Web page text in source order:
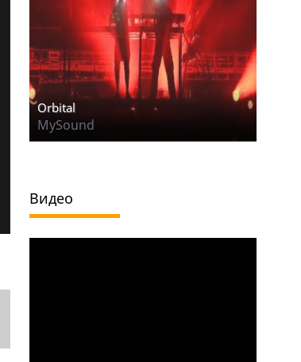
Orbital
MySound
Видео